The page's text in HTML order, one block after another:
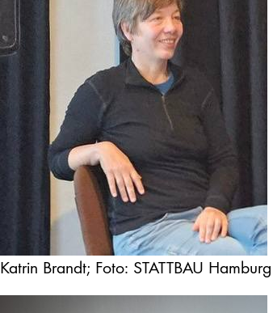
Katrin Brandt; Foto: STATTBAU Hamburg